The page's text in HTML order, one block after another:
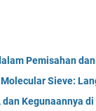
Pemisahan
Sieve:
Kegunaannya